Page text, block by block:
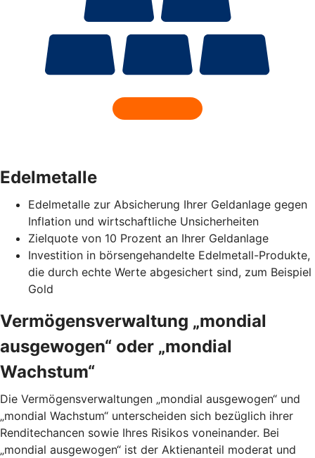
Edelmetalle
Edelmetalle zur Absicherung Ihrer Geldanlage gegen
Inflation und wirtschaftliche Unsicherheiten
Zielquote von 10 Prozent an Ihrer Geldanlage
Investition in börsengehandelte Edelmetall-Produkte,
die durch echte Werte abgesichert sind, zum Beispiel
Gold
Vermögensverwaltung „mondial
ausgewogen“ oder „mondial
Wachstum“
Die Vermögensverwaltungen „mondial ausgewogen“ und
„mondial Wachstum“ unterscheiden sich bezüglich ihrer
Renditechancen sowie Ihres Risikos voneinander. Bei
„mondial ausgewogen“ ist der Aktienanteil moderat und